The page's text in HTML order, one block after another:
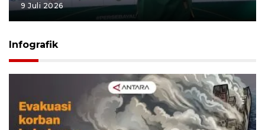
9 Juli 2026
Infografik